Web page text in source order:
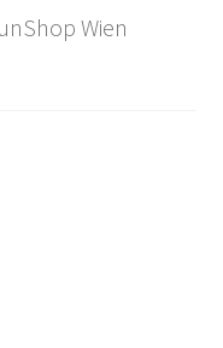
Wien